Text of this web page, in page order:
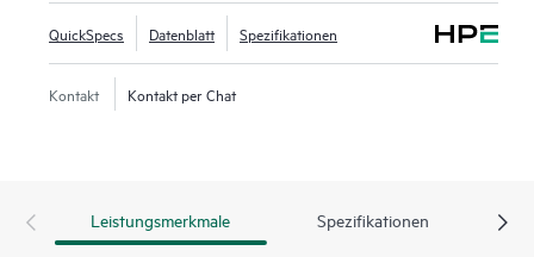
QuickSpecs Datenblatt Spezifikationen
Kontakt Kontakt per Chat
Leistungsmerkmale Spezifikationen